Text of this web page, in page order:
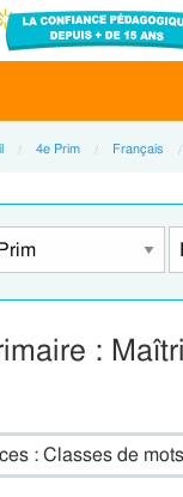
4e Prim Français
:
: Classes de